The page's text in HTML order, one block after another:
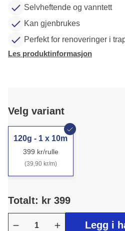
Selvheftende og vanntett
Kan gjenbrukes
Perfekt for renoveringer i
Les produktinformasjon
Velg variant
120g - 1 x 10m
399 kr/rulle
(39,90 kr/m)
Totalt: kr 399
Legg i